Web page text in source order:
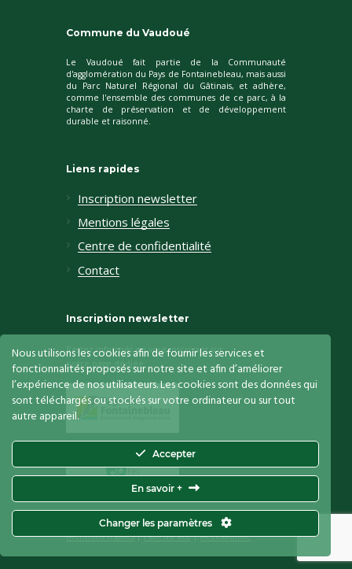
Commune du Vaudoué
Le Vaudoué fait partie de la Communauté
d'agglomération du Pays de Fontainebleau, mais aussi
du Parc Naturel Régional du Gâtinais, et adhère,
comme l'ensemble des communes de ce parc, à la
charte de préservation et de développement
durable et raisonné.
Liens rapides
Inscription newsletter
Mentions légales
Centre de confidentialité
Contact
Inscription newsletter
Restez informés en vous inscrivant sur
notre page dédiée
Le Vaudoué© 2026. Tous droits réservés.
Mentions légales|Plan du site|Accessibilité
Nous utilisons les cookies afin de fournir les services et
fonctionnalités proposés sur notre site et afin d’améliorer
l’expérience de nos utilisateurs. Les cookies sont des données qui
sont téléchargés ou stockés sur votre ordinateur ou sur tout
autre appareil.
Accepter
En savoir +
Changer les paramètres